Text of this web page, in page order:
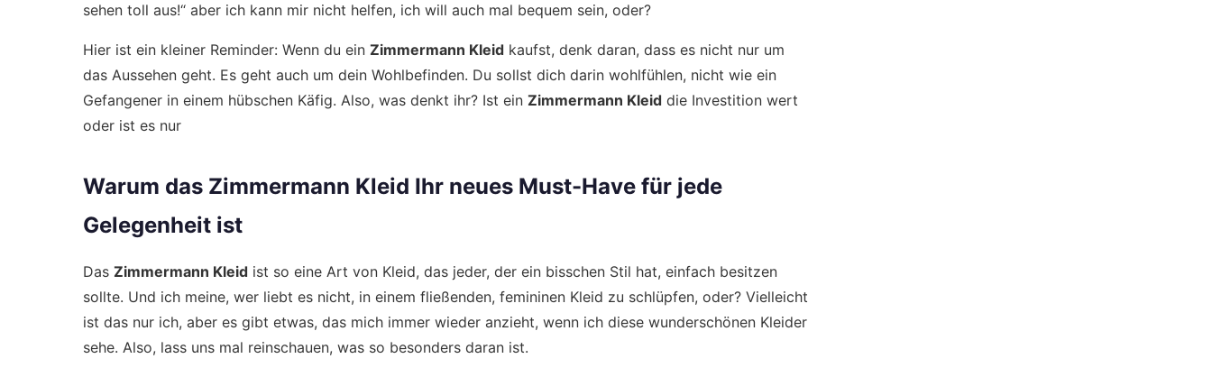
sehen toll aus!“ aber ich kann mir nicht helfen, ich will auch mal bequem sein, oder?
Hier ist ein kleiner Reminder: Wenn du ein Zimmermann Kleid kaufst, denk daran, dass es nicht nur um
das Aussehen geht. Es geht auch um dein Wohlbefinden. Du sollst dich darin wohlfühlen, nicht wie ein
Gefangener in einem hübschen Käfig. Also, was denkt ihr? Ist ein Zimmermann Kleid die Investition wert
oder ist es nur
Warum das Zimmermann Kleid Ihr neues Must-Have für jede
Gelegenheit ist
Das Zimmermann Kleid ist so eine Art von Kleid, das jeder, der ein bisschen Stil hat, einfach besitzen
sollte. Und ich meine, wer liebt es nicht, in einem fließenden, femininen Kleid zu schlüpfen, oder? Vielleicht
ist das nur ich, aber es gibt etwas, das mich immer wieder anzieht, wenn ich diese wunderschönen Kleider
sehe. Also, lass uns mal reinschauen, was so besonders daran ist.